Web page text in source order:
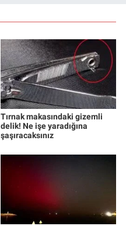
Tırnak makasındaki gizemli
delik! Ne işe yaradığına
şaşıracaksınız